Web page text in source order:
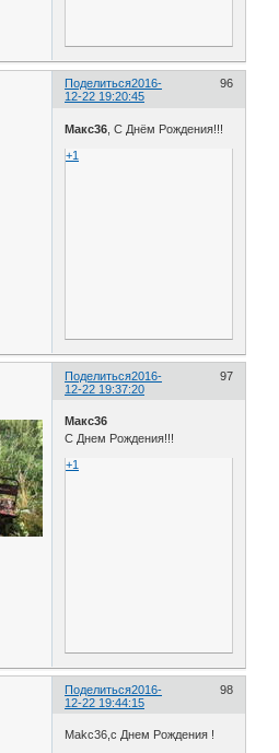
Поделиться 96
2016-
12-22 19:20:45
Макс36 , С Днём Рождения!!!
+1
Поделиться 97
2016-
12-22 19:37:20
Макс36
С Днем Рождения!!!
+1
Поделиться 98
2016-
12-22 19:44:15
Makc36,с Днем Рождения !